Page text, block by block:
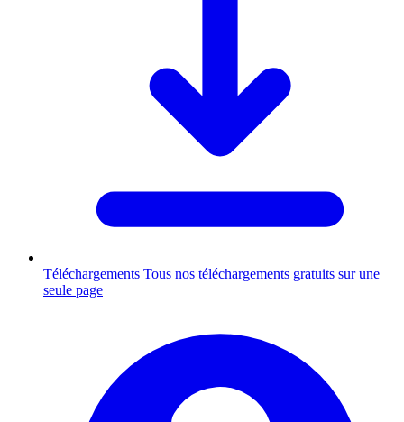
Téléchargements Tous nos téléchargements gratuits sur une
seule page